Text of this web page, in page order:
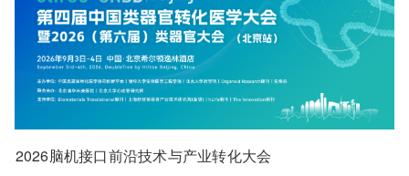
2026脑机接口前沿技术与产业转化大会